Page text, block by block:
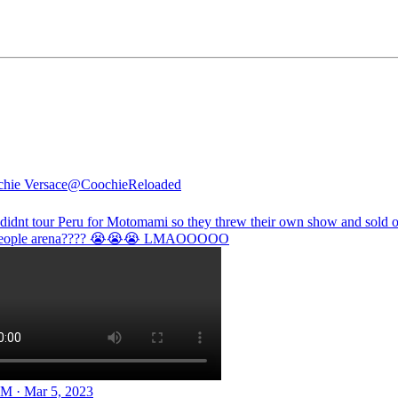
Versace@CoochieReloaded
tour Peru for Motomami so they threw their own show and sold
arena???? 😭😭😭 LMAOOOOO
· Mar 5, 2023